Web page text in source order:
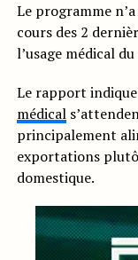
Le programme
cours des 2
l’usage médical
Le rapport
médical
principalement
exportations
domestique.